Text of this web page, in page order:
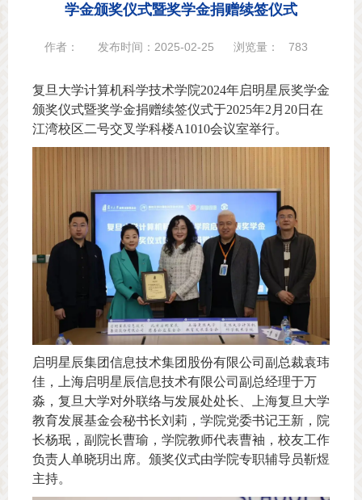
学金颁奖仪式暨奖学金捐赠续签仪式
作者： 发布时间：2025-02-25 浏览量： 783
复旦大学计算机科学技术学院2024年启明星辰奖学金
颁奖仪式暨奖学金捐赠续签仪式于2025年2月20日在
江湾校区二号交叉学科楼A1010会议室举行。
启明星辰集团信息技术集团股份有限公司副总裁袁玮
佳，上海启明星辰信息技术有限公司副总经理于万
淼，复旦大学对外联络与发展处处长、上海复旦大学
教育发展基金会秘书长刘莉，学院党委书记王新，院
长杨珉，副院长曹瑜，学院教师代表曹袖，校友工作
负责人单晓玥出席。颁奖仪式由学院专职辅导员靳煜
主持。